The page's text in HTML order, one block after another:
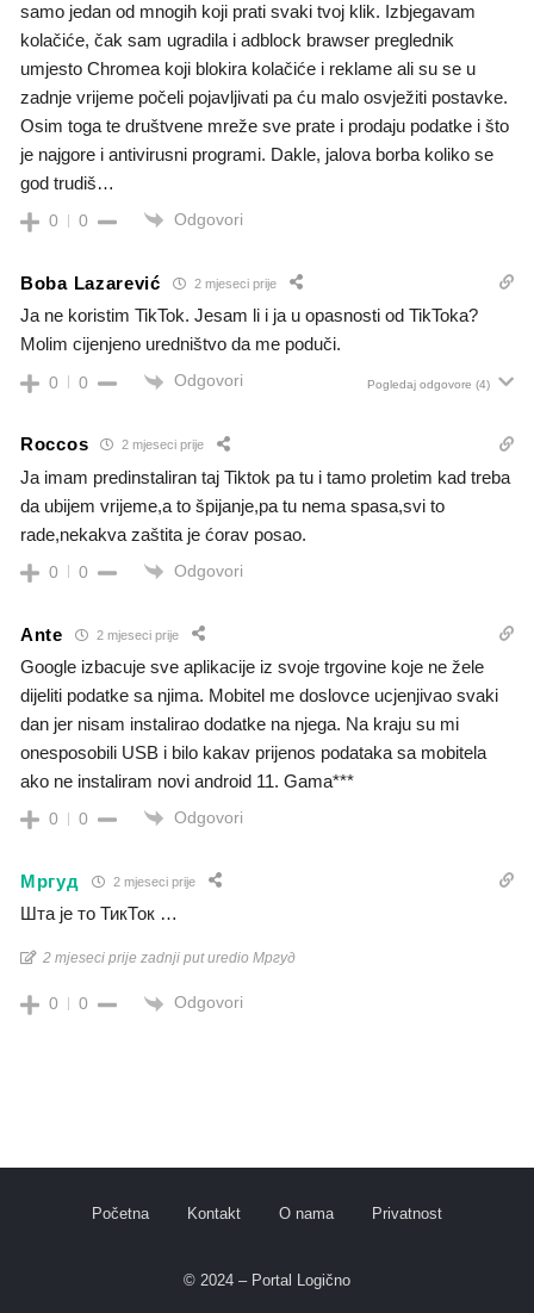
samo jedan od mnogih koji prati svaki tvoj klik. Izbjegavam
kolačiće, čak sam ugradila i adblock brawser preglednik
umjesto Chromea koji blokira kolačiće i reklame ali su se u
zadnje vrijeme počeli pojavljivati pa ću malo osvježiti postavke.
Osim toga te društvene mreže sve prate i prodaju podatke i što
je najgore i antivirusni programi. Dakle, jalova borba koliko se
god trudiš…
0 0 Odgovori
Boba Lazarević 2 mjeseci prije
Ja ne koristim TikTok. Jesam li i ja u opasnosti od TikToka?
Molim cijenjeno uredništvo da me poduči.
0 0 Odgovori Pogledaj odgovore (4)
Roccos 2 mjeseci prije
Ja imam predinstaliran taj Tiktok pa tu i tamo proletim kad treba
da ubijem vrijeme,a to špijanje,pa tu nema spasa,svi to
rade,nekakva zaštita je ćorav posao.
0 0 Odgovori
Ante 2 mjeseci prije
Google izbacuje sve aplikacije iz svoje trgovine koje ne žele
dijeliti podatke sa njima. Mobitel me doslovce ucjenjivao svaki
dan jer nisam instalirao dodatke na njega. Na kraju su mi
onesposobili USB i bilo kakav prijenos podataka sa mobitela
ako ne instaliram novi android 11. Gama***
0 0 Odgovori
Мргуд 2 mjeseci prije
Шта је то ТикТок …
2 mjeseci prije zadnji put uredio Мргуд
0 0 Odgovori
Početna Kontakt O nama Privatnost
© 2024 – Portal Logično